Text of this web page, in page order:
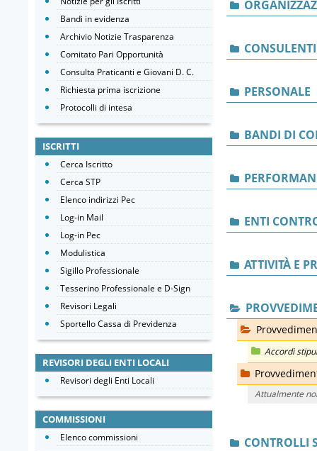
PERSONALE
BANDI DI
ENTI
ATTIVITÀ E
Accordi
Attualmente
CONTROLLI
Bandi in evidenza
Archivio Notizie Trasparenza
Comitato Pari Opportunità
Consulta Praticanti e Giovani D. C.
Richiesta prima iscrizione
Protocolli di intesa
ISCRITTI
Cerca Iscritto
Cerca STP
Elenco indirizzi Pec
Log-in Mail
Log-in Pec
Modulistica
Sigillo Professionale
Tesserino Professionale e D-Sign
Revisori Legali
Sportello Cassa di Previdenza
REVISORI DEGLI ENTI LOCALI
Revisori degli Enti Locali
COMMISSIONI
Elenco commissioni